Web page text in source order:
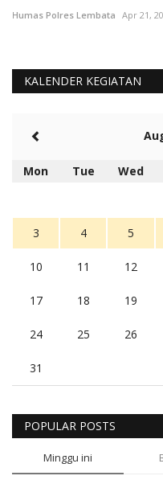
Humas Polres Lembata Apr 21,
KALENDER KEGIATAN
Mon Tue Wed
3 4 5
10 11 12
17 18 19
24 25 26
31
POPULAR POSTS
Minggu ini